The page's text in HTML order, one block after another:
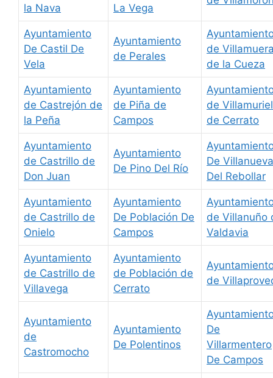
la Nava La Vega
Ayuntamiento
De Castil De
Vela
Ayuntamiento
de Perales
de
de la Cueza
Ayuntamiento
de Castrejón de
la Peña
Ayuntamiento
de Piña de
Campos
de Villamuriel
de Cerrato
Ayuntamiento
de Castrillo de
Don Juan
Ayuntamiento
De Pino Del Río
De Villanueva
Del Rebollar
Ayuntamiento
de Castrillo de
Onielo
Ayuntamiento
De Población De
Campos
de Villanuño
Valdavia
Ayuntamiento
de Castrillo de
Villavega
Ayuntamiento
de Población de
Cerrato
de
Ayuntamiento
de
Castromocho
Ayuntamiento
De Polentinos
De
Villarmentero
De Campos